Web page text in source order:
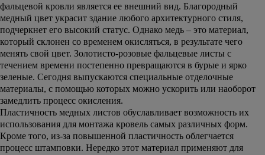
фальцевой кровли является ее внешний вид. Благородный
медный цвет украсит здание любого архитектурного стиля,
подчеркнет его высокий статус. Однако медь – это материал,
который склонен со временем окисляться, в результате чего
менять свой цвет. Золотисто-розовые фальцевые листы с
течением времени постепенно превращаются в бурые и ярко
зеленые. Сегодня выпускаются специальные отделочные
материалы, с помощью которых можно ускорить или наоборот
замедлить процесс окисления.
Пластичность медных листов обуславливает возможность их
использования для монтажа кровель самых различных форм.
Кроме того, из-за повышенной пластичность облегчается
процесс штамповки. Нередко этот материал применяют для